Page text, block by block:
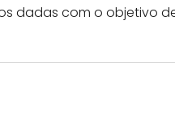
dadas com o objetivo